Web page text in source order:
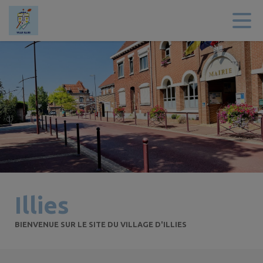
Contenu
Illies
BIENVENUE SUR LE SITE DU VILLAGE D'ILLIES